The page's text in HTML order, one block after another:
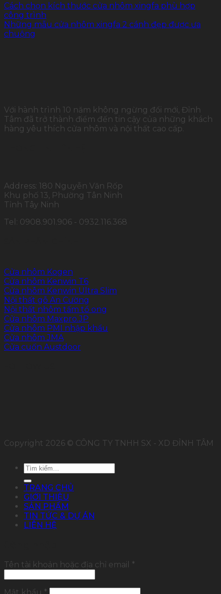
Cách chọn kích thước cửa nhôm xingfa phù hợp
công trình
Những mẫu cửa nhôm xingfa 2 cánh đẹp được ưa
chuộng
Với hành trình 10 năm không ngừng đổi mới, Đỉnh
Tâm đã trở thành điểm đến tin cậy của những khách
hàng yêu thích cửa nhôm và nội thất cao cấp.
Address: 180 Nguyễn Văn Rốp
Khu phố 13, Phường Tân Ninh
Tỉnh Tây Ninh
Tel: 0908.901.906 - 0932.116.368
Cửa nhôm Kogen
Cửa nhôm Kenwin T6
Cửa nhôm Kenwin Ultra Slim
Nội thất gỗ An Cường
Nội thất nhôm tấm tổ ong
Cửa nhôm Maxpro.JP
Cửa nhôm PMI nhập khẩu
Cửa nhôm JMA
Cửa cuốn Austdoor
Copyright 2026 © CÔNG TY TNHH SX - XD ĐỈNH TÂM
Tìm
TRANG CHỦ
GIỚI THIỆU
SẢN PHẨM
TIN TỨC & DỰ ÁN
LIÊN HỆ
Tên tài khoản hoặc địa chỉ email *